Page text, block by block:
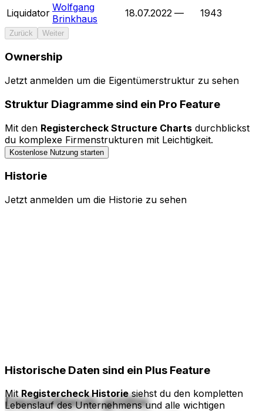
Liquidator Wolfgang
Brinkhaus
18.07.2022 — 1943
Zurück Weiter
Ownership
Jetzt anmelden um die Eigentümerstruktur zu sehen
Bedienelemente ausblenden
0 Entitäten durchsuchen...
Legende
Struktur Diagramme sind ein Pro Feature
Mit den Registercheck Structure Charts durchblickst
du komplexe Firmenstrukturen mit Leichtigkeit.
Kostenlose Nutzung starten
Historie
Jetzt anmelden um die Historie zu sehen
Historische Daten sind ein Plus Feature
MitRegistercheck Historie siehst du den kompletten
Lebenslauf des Unternehmens und alle wichtigen
Deutschlands größte